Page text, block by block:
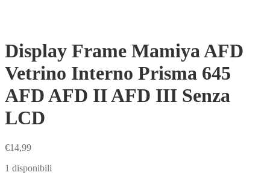
Display Frame Mamiya AFD
Vetrino Interno Prisma 645
AFD AFD II AFD III Senza
LCD
€14,99
1 disponibili